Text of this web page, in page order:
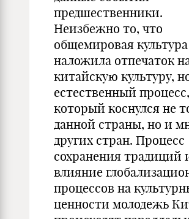
предшественники.
Неизбежно то, что
общемировая культура
наложила отпечаток
китайскую культуру,
естественный процесс,
который коснулся не
данной страны, но и
других стран. Процесс
сохранения традиций
влияние
процессов на
ценности молодежь